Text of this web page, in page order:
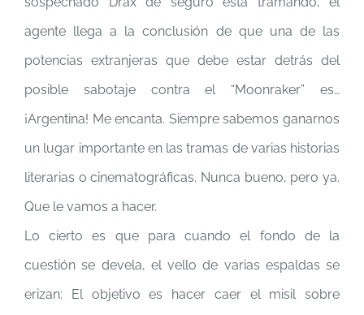
agente llega a la conclusión de que una de las
potencias extranjeras que debe estar detrás del
posible sabotaje contra el “Moonraker” es…
¡Argentina! Me encanta. Siempre sabemos ganarnos
un lugar importante en las tramas de varias historias
literarias o cinematográficas. Nunca bueno, pero ya.
Que le vamos a hacer.
Lo cierto es que para cuando el fondo de la
cuestión se devela, el vello de varias espaldas se
erizan: El objetivo es hacer caer el misil sobre